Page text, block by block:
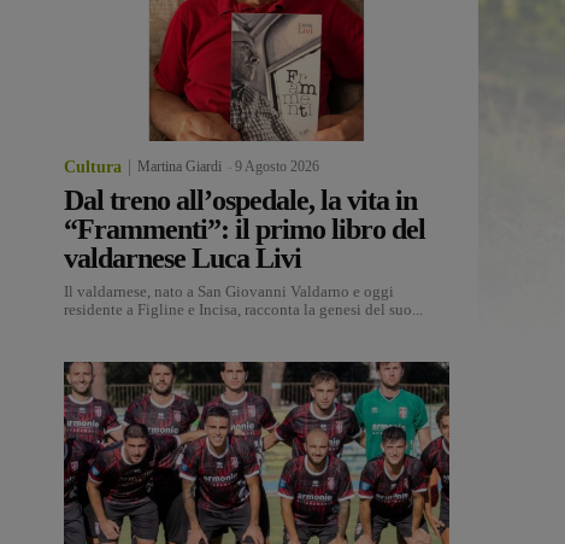
Cultura Martina Giardi 9 Agosto 2026
Dal treno all’ospedale, la vita in
“Frammenti”: il primo libro del
valdarnese Luca Livi
Il valdarnese, nato a San Giovanni Valdarno e oggi
residente a Figline e Incisa, racconta la genesi del suo...